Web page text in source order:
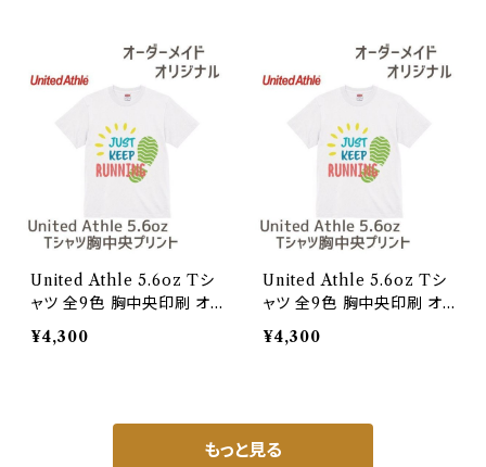
United Athle 5.6oz Tシ
ャツ 全9色 胸中央印刷 オ
¥4,300
United Athle 5.6oz Tシ
ャツ 全9色 胸中央印刷 オ
¥4,300
もっと見る